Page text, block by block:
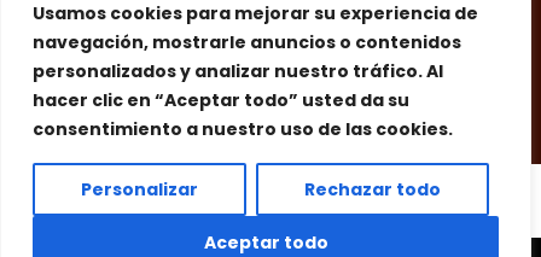
Usamos cookies para mejorar su experiencia de
navegación, mostrarle anuncios o contenidos
personalizados y analizar nuestro tráfico. Al
hacer clic en “Aceptar todo” usted da su
consentimiento a nuestro uso de las cookies.
Personalizar Rechazar todo
Aceptar todo
Síguenos en las redes:Facebook Instagram